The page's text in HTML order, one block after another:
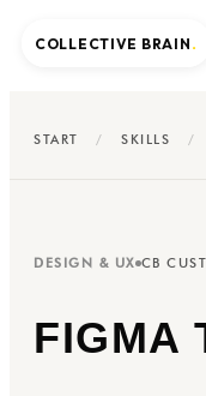
START / SKILLS /
DESIGN & UX CB
FIGMA
COLLECTIVE BRAIN .